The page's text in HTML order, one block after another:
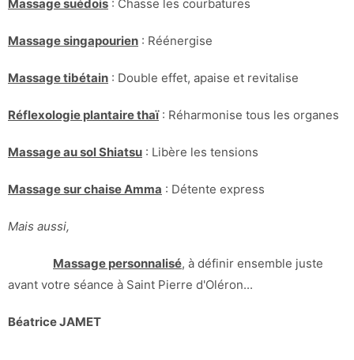
Massage suédois : Chasse les courbatures
Massage singapourien : Réénergise
Massage tibétain : Double effet, apaise et revitalise
Réflexologie plantaire thaï: Réharmonise tous les organes
Massage au sol Shiatsu : Libère les tensions
Massage sur chaise Amma : Détente express
Mais aussi,
Massage personnalisé, à définir ensemble juste
avant votre séance à Saint Pierre d'Oléron...
Béatrice JAMET